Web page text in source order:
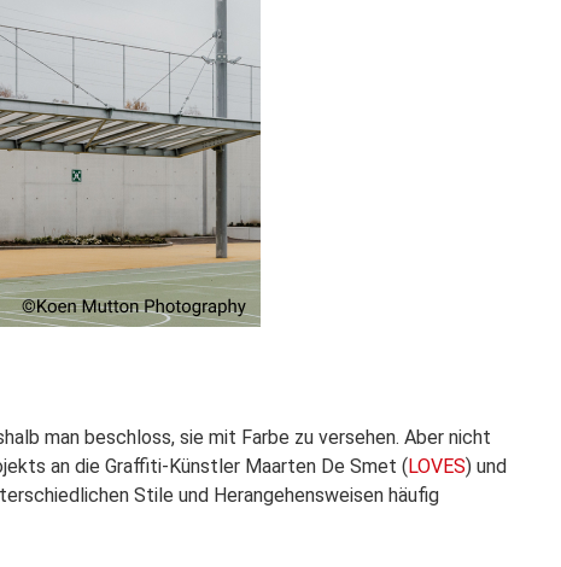
man beschloss, sie mit Farbe zu versehen. Aber nicht
an die Graffiti-Künstler Maarten De Smet ( LOVES) und
Stile und Herangehensweisen häufig